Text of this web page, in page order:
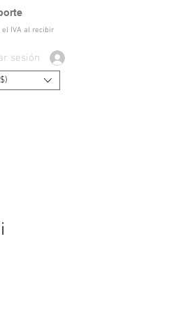
el IVA al recibir
sesión